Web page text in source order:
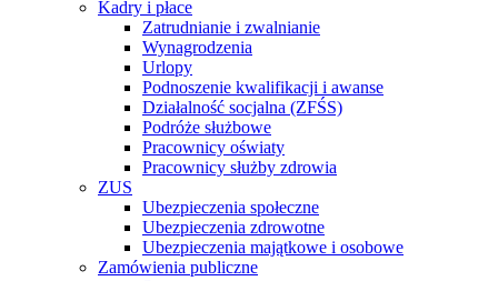
Kadry i płace
Zatrudnianie i zwalnianie
Wynagrodzenia
Urlopy
Podnoszenie kwalifikacji i awanse
Działalność socjalna (ZFŚS)
Podróże służbowe
Pracownicy oświaty
Pracownicy służby zdrowia
ZUS
Ubezpieczenia społeczne
Ubezpieczenia zdrowotne
Ubezpieczenia majątkowe i osobowe
Zamówienia publiczne